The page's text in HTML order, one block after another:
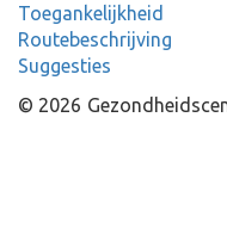
Toegankelijkheid
Routebeschrijving
Suggesties
© 2026